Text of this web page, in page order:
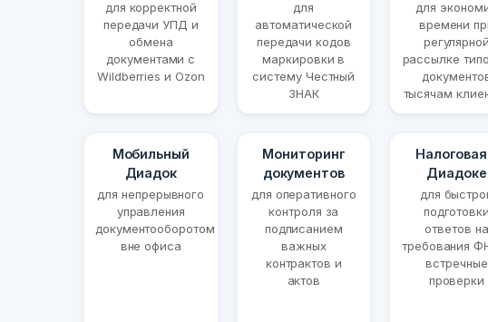
для корректной
передачи УПД и
обмена
документами с
Wildberries и Ozon
для
автоматической
передачи кодов
маркировки в
систему Честный
ЗНАК
для
времени
регулярной
рассылке
тысячам
Мобильный
Диадок
для непрерывного
управления
документооборотом
вне офиса
Мониторинг
документов
для оперативного
контроля за
подписанием
важных
контрактов и
актов
Диадоке
для
подготовки
ответов на
требования
встречные
проверки